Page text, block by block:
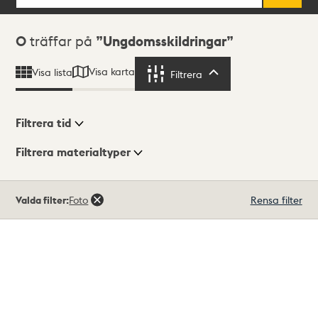
Sökresultat
0 träffar på Ungdomsskildringar
Visa lista Visa karta Filtrera
Visningsläge
Filtrera tid
Filtrera materialtyper
träffar
Valda filter:Foto Rensa filter